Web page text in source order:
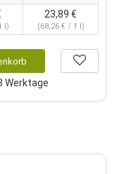
l)
23,89 €
(68,26 € / 1 l)
Werktage